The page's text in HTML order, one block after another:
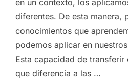
diferentes. De esta manera,
conocimientos que
podemos aplicar en
Esta capacidad de
que diferencia a las …